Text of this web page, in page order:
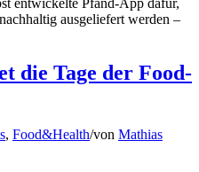
entwickelte Pfand-App dafür,
ausgeliefert werden –
die Tage der Food-
, Food&Health/von Mathias